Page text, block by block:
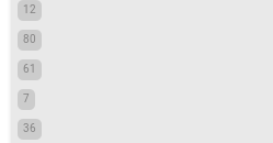
12
80
61
7
36